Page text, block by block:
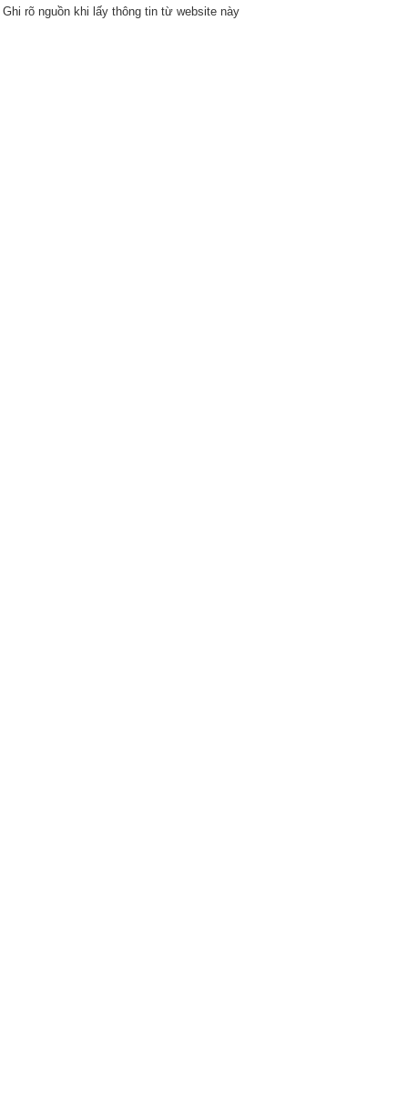
Ghi rõ nguồn khi lấy thông tin từ website này